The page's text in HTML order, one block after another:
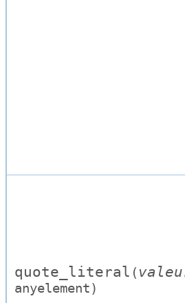
quote_literal (
anyelement)